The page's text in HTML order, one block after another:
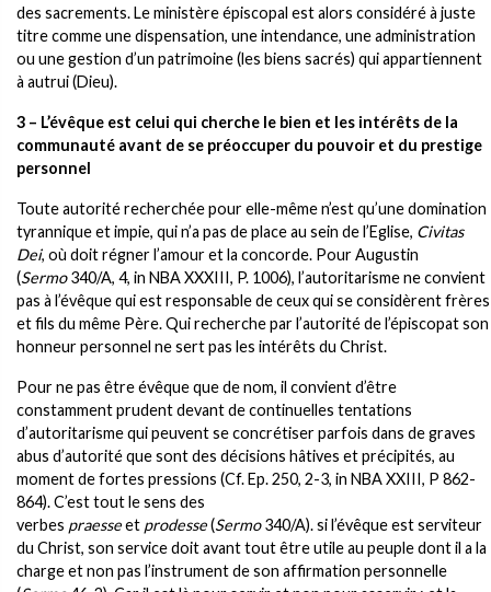
des sacrements. Le ministère épiscopal est alors considéré à juste
titre comme une dispensation, une intendance, une administration
ou une gestion d’un patrimoine (les biens sacrés) qui appartiennent
à autrui (Dieu).
3 – L’évêque est celui qui cherche le bien et les intérêts de la
communauté avant de se préoccuper du pouvoir et du prestige
personnel
Toute autorité recherchée pour elle-même n’est qu’une domination
tyrannique et impie, qui n’a pas de place au sein de l’Eglise, Civitas
Dei, où doit régner l’amour et la concorde. Pour Augustin
(Sermo340/A, 4, in NBA XXXIII, P. 1006), l’autoritarisme ne convient
pas à l’évêque qui est responsable de ceux qui se considèrent frères
et fils du même Père. Qui recherche par l’autorité de l’épiscopat son
honneur personnel ne sert pas les intérêts du Christ.
Pour ne pas être évêque que de nom, il convient d’être
constamment prudent devant de continuelles tentations
d’autoritarisme qui peuvent se concrétiser parfois dans de graves
abus d’autorité que sont des décisions hâtives et précipités, au
moment de fortes pressions (Cf. Ep. 250, 2-3, in NBA XXIII, P 862-
864). C’est tout le sens des
verbes praesseet prodesse(Sermo340/A). si l’évêque est serviteur
du Christ, son service doit avant tout être utile au peuple dont il a la
charge et non pas l’instrument de son affirmation personnelle